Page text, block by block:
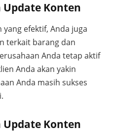
Update Konten
efektif, Anda juga
terkait barang dan
Anda tetap aktif
Anda akan yakin
Anda masih sukses
Update Konten